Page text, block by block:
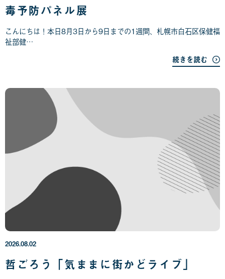
毒予防パネル展
こんにちは！本日8月3日から9日までの1週間、札幌市白石区保健福
祉部健…
続きを読む
0
3
日
哲ごろう「気ままに街かどライブ」
2026.08.02
0
6
年
0
8
月